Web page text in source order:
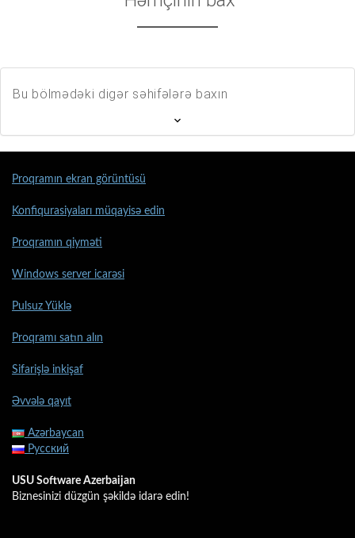
Bu bölmədəki digər səhifələrə baxın
Proqramın ekran görüntüsü
Konfiqurasiyaları müqayisə edin
Proqramın qiyməti
Windows server icarəsi
Pulsuz Yüklə
Proqramı satın alın
Sifarişlə inkişaf
Əvvələ qayıt
Azərbaycan
Русский
USU Software Azerbaijan
Biznesinizi düzgün şəkildə idarə edin!